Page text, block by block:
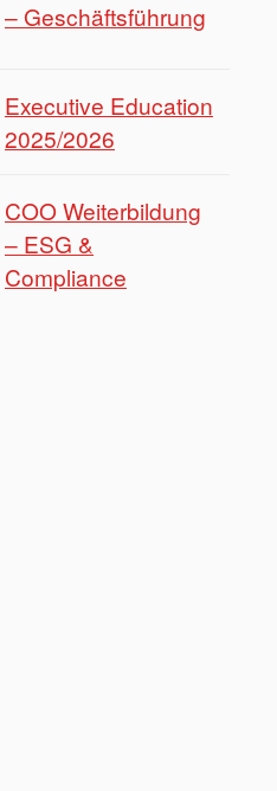
– Geschäftsführung
Executive Education
2025/2026
COO Weiterbildung
– ESG &
Compliance